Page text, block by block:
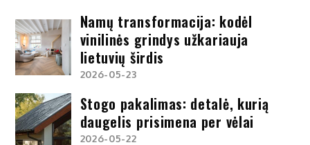
Namų transformacija: kodėl
vinilinės grindys užkariauja
lietuvių širdis
2026-05-23
Stogo pakalimas: detalė, kurią
daugelis prisimena per vėlai
2026-05-22